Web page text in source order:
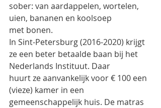
sober: van aardappelen, wortelen,
uien, bananen en koolsoep
met bonen.
In Sint-Petersburg (2016-2020) krijgt
ze een beter betaalde baan bij het
Nederlands Instituut. Daar
huurt ze aanvankelijk voor € 100 een
(vieze) kamer in een
gemeenschappelijk huis. De matras